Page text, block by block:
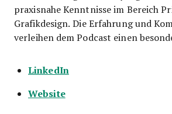
praxisnahe Kenntnisse im Bereich
Grafikdesign. Die Erfahrung und
verleihen dem Podcast einen
LinkedIn
Website